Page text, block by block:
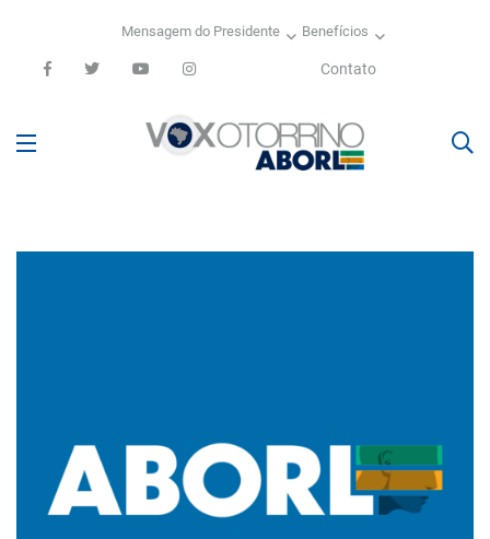
Mensagem do Presidente Benefícios
Contato